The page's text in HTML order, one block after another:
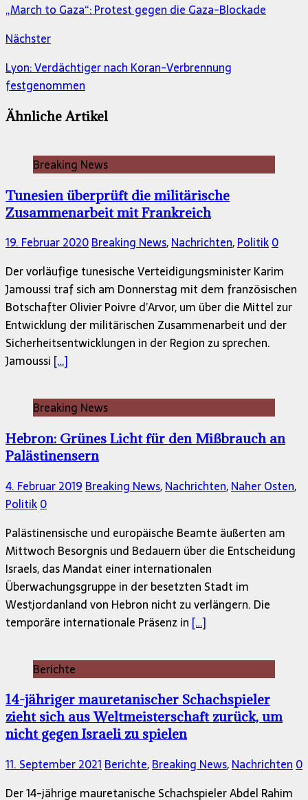
„March to Gaza“: Protest gegen die Gaza-Blockade
Nächster
Lyon: Verdächtiger nach Koran-Verbrennung
festgenommen
Ähnliche Artikel
Breaking News
Tunesien überprüft die militärische
Zusammenarbeit mit Frankreich
19. Februar 2020Breaking News,Nachrichten,Politik0
Der vorläufige tunesische Verteidigungsminister Karim
Jamoussi traf sich am Donnerstag mit dem französischen
Botschafter Olivier Poivre d’Arvor, um über die Mittel zur
Entwicklung der militärischen Zusammenarbeit und der
Sicherheitsentwicklungen in der Region zu sprechen.
Jamoussi […]
Breaking News
Hebron: Grünes Licht für den Mißbrauch an
Palästinensern
4. Februar 2019 Breaking News,Nachrichten,Naher Osten,
Politik0
Palästinensische und europäische Beamte äußerten am
Mittwoch Besorgnis und Bedauern über die Entscheidung
Israels, das Mandat einer internationalen
Überwachungsgruppe in der besetzten Stadt im
Westjordanland von Hebron nicht zu verlängern. Die
temporäre internationale Präsenz in […]
Berichte
14-jähriger mauretanischer Schachspieler
zieht sich aus Weltmeisterschaft zurück, um
nicht gegen Israeli zu spielen
11. September 2021 Berichte,Breaking News,Nachrichten 0
Der 14-jährige mauretanische Schachspieler Abdel Rahim